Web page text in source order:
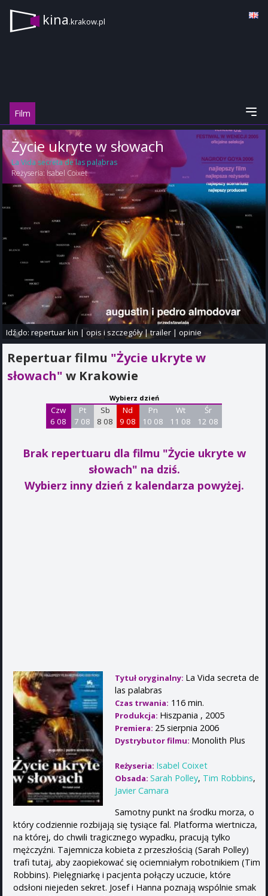
kina.krakow.pl
Film
Życie ukryte w słowach
La Vida secreta de las palabras
Reżyseria:Isabel Coixet
Idź do:repertuar kin |opis i szczegóły|trailer |opinie
Repertuar filmu "Życie ukryte w
słowach" w Krakowie
Wybierz dzień
Czw
6 08
Pt
7 08
Sb
8 08
Nd
9 08
Pn
10 08
Wt
11 08
Śr
12 08
Brak repertuaru dla filmu "Życie ukryte w
słowach" na dziś.
Wybierz inny dzień z kalendarza powyżej.
Tytuł oryginalny: La Vida secreta de
las palabras
Czas trwania: 116 min.
Produkcja: Hiszpania , 2005
Premiera: 25 sierpnia 2006
Dystrybutor filmu: Monolith Plus
Reżyseria: Isabel Coixet
Obsada: Sarah Polley, Tim Robbins,
Javier Camara
Samotny punkt na środku morza, o
który codziennie rozbijają się tysiące fal. Platforma wiertnicza,
na której, do chwili tragicznego wypadku, pracują tylko
mężczyźni. Tajemnicza kobieta z przeszłością (Sarah Polley)
trafi tutaj, aby zaopiekować się ociemniałym robotnikiem (Tim
Robbins). Pielęgniarkę i pacjenta połączy uczucie, które
odsłoni niejeden sekret. Josef i Hanna poznają wspólnie smak